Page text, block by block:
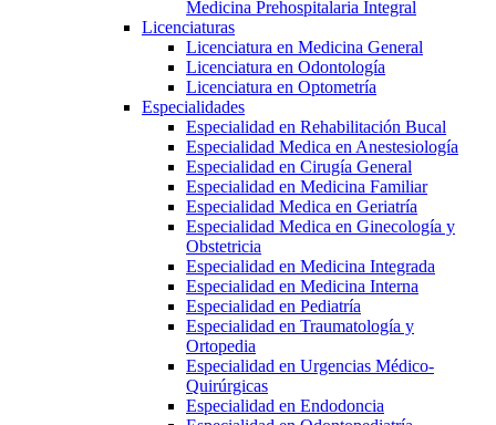
Medicina Prehospitalaria Integral
Licenciaturas
Licenciatura en Medicina General
Licenciatura en Odontología
Licenciatura en Optometría
Especialidades
Especialidad en Rehabilitación Bucal
Especialidad Medica en Anestesiología
Especialidad en Cirugía General
Especialidad en Medicina Familiar
Especialidad Medica en Geriatría
Especialidad Medica en Ginecología y
Obstetricia
Especialidad en Medicina Integrada
Especialidad en Medicina Interna
Especialidad en Pediatría
Especialidad en Traumatología y
Ortopedia
Especialidad en Urgencias Médico-
Quirúrgicas
Especialidad en Endodoncia